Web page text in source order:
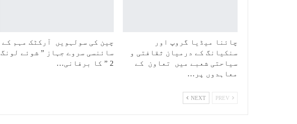
چائنا میڈیا گروپ اور
سنکیانگ کے درمیان ثقافتی و
سیاحتی شعبے میں تعاون کے
معاہدوں پر…
چین کی سولہویں آرکٹک مہم کے
سائنسی سروے جہاز ” شوئے لونگ
2 ” کا برفانی…
NEXT